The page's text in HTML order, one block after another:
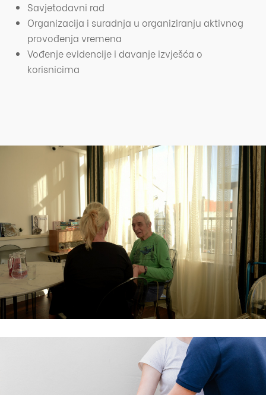
Savjetodavni rad
Organizacija i suradnja u organiziranju aktivnog
provođenja vremena
Vođenje evidencije i davanje izvješća o
korisnicima